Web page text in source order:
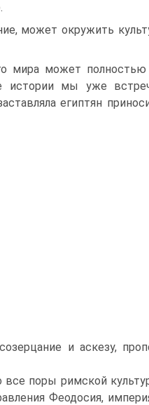
может окружить
мира может
истории мы уже
египтян
и аскезу,
все поры римской
Феодосия,